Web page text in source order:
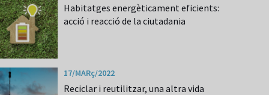
Habitatges energèticament eficients:
acció i reacció de la ciutadania
17/MARç/2022
Reciclar i reutilitzar, una altra vida